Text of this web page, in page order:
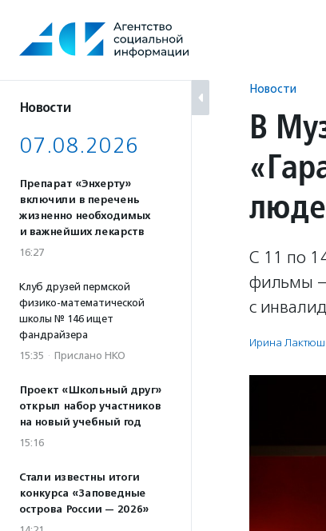
содержанию
Новости
07.08.2026
Препарат «Энхерту»
включили в перечень
жизненно необходимых
и важнейших лекарств
16:27
Клуб друзей пермской
физико-математической
школы № 146 ищет
фандрайзера
15:35 · Прислано НКО
Проект «Школьный друг»
открыл набор участников
на новый учебный год
15:16
Стали известны итоги
конкурса «Заповедные
острова России — 2026»
Новости
В
С 11 по
фильмы —
с
Ирина